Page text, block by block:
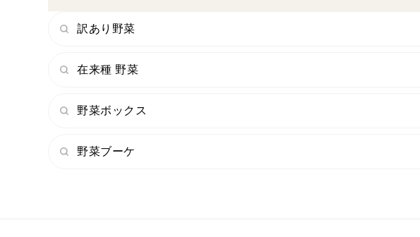
訳あり野菜
在来種 野菜
野菜ボックス
野菜ブーケ